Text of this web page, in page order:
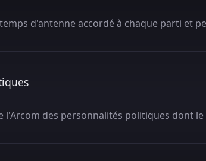
d'antenne accordé à chaque parti et
l'Arcom des personnalités politiques dont